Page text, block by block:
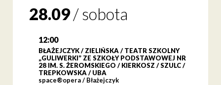
28.09/sobota
12:00
BŁAŻEJCZYK / ZIELIŃSKA / TEATR SZKOLNY
„GULIWERKI” ZE SZKOŁY PODSTAWOWEJ NR
28 IM. S. ŻEROMSKIEGO / KIERKOSZ / SZULC /
TREPKOWSKA / UBA
space®opera / Błażejczyk